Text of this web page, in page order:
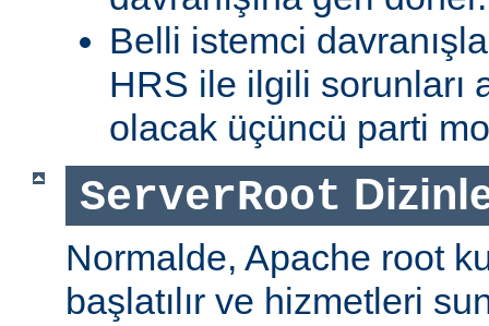
Belli istemci
HRS ile ilgili sorunları
olacak üçüncü parti
ServerRoot
Normalde, Apache root
başlatılır ve hizmetleri